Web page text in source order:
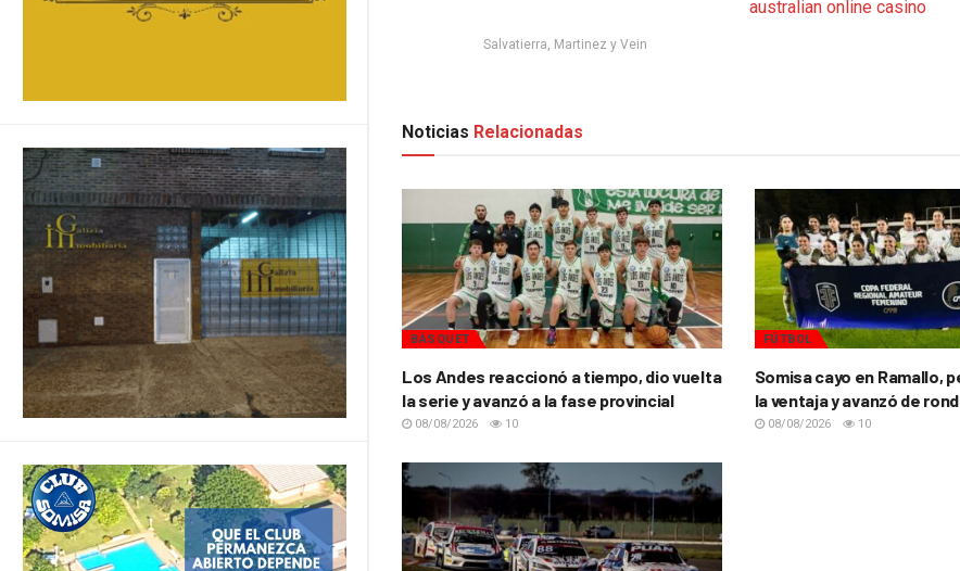
Salvatierra, Martinez y Vein
australian online casino
Noticias Relacionadas
BÁSQUET
Los Andes reaccionó a tiempo, dio vuelta
la serie y avanzó a la fase provincial
08/08/2026 10
FÚTBOL
Somisa cayo en Ramallo,
la ventaja y avanzó de
08/08/2026 10